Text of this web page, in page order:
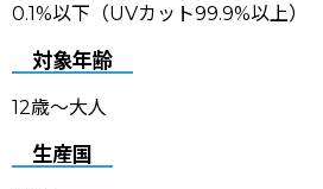
0.1%以下（UVカット99.9%以上）
対象年齢
12歳〜大人
生産国